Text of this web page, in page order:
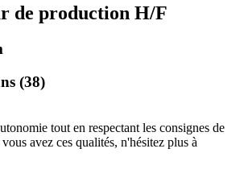
de production H/F
(38)
tout en respectant les consignes de
avez ces qualités, n'hésitez plus à